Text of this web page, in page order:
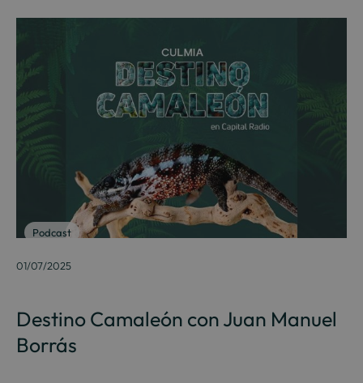
Podcast
01/07/2025
Destino Camaleón con Juan Manuel
Borrás